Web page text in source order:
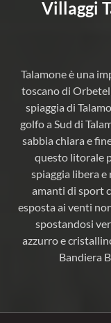
Villaggi
Talamone è una
toscano di
spiaggia di
golfo a Sud di
sabbia chiara e
questo litorale
spiaggia libera
amanti di sport
esposta ai venti
spostandosi
azzurro e
Bandiera